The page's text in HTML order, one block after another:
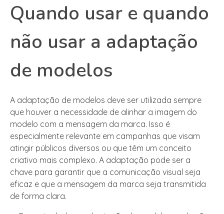
Quando usar e quando
não usar a adaptação
de modelos
A adaptação de modelos deve ser utilizada sempre
que houver a necessidade de alinhar a imagem do
modelo com a mensagem da marca. Isso é
especialmente relevante em campanhas que visam
atingir públicos diversos ou que têm um conceito
criativo mais complexo. A adaptação pode ser a
chave para garantir que a comunicação visual seja
eficaz e que a mensagem da marca seja transmitida
de forma clara.